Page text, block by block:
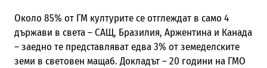
Около 85% от ГМ културите се отглеждат в само 4
държави в света – САЩ, Бразилия, Аржентина и Канада
– заедно те представляват едва 3% от земеделските
земи в световен мащаб. Докладът – 20 години на ГМО